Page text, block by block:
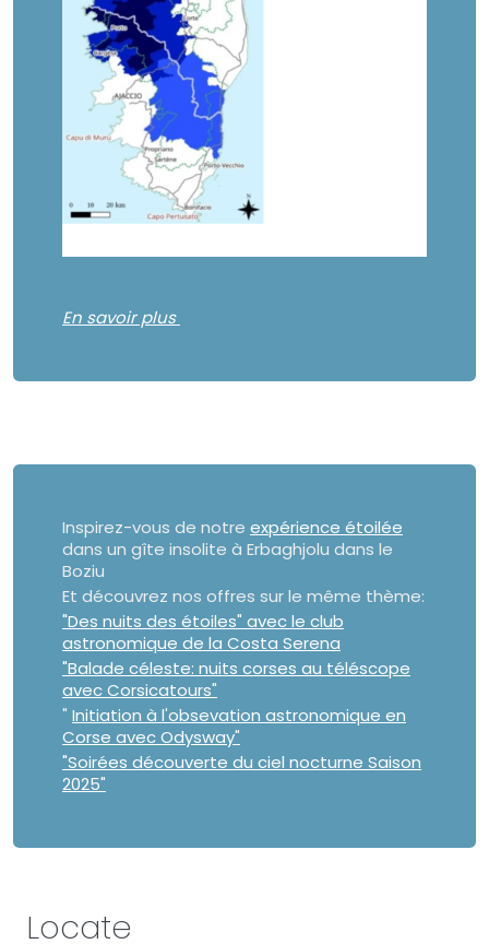
En savoir plus
Inspirez-vous de notre expérience étoilée
dans un gîte insolite à Erbaghjolu dans le
Boziu
Et découvrez nos offres sur le même thème:
"Des nuits des étoiles" avec le club
astronomique de la Costa Serena
"Balade céleste: nuits corses au téléscope
avec Corsicatours"
" Initiation à l'obsevation astronomique en
Corse avec Odysway"
"Soirées découverte du ciel nocturne Saison
2025"
Locate